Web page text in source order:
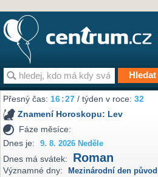
Přesný čas:16 27 / týden v roce:32
Znamení Horoskopu: Lev
Fáze měsíce:
Dnes je:
9. 8. 2026 Neděle
Dnes má svátek: Roman
Významné dny: Mezinárodní den